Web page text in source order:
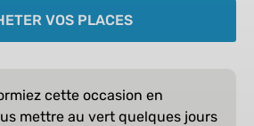
VOS PLACES
cette occasion en
mettre au vert quelques jours